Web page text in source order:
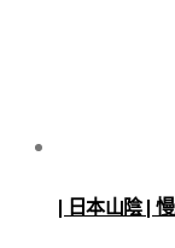
| 日本山陰 |